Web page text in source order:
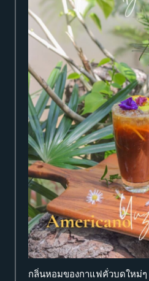
กลิ่นหอมของกาแฟคั่วบดใหม่